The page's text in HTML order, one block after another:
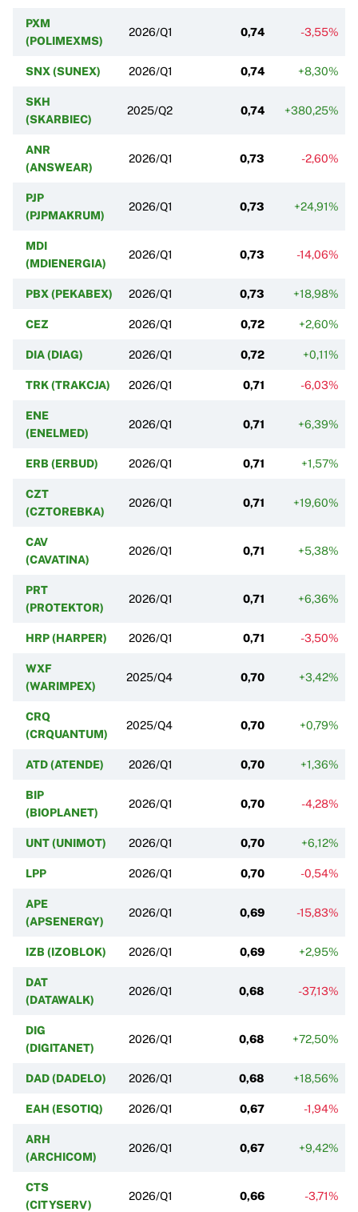
PXM
(POLIMEXMS)
2026/Q1 0,74 -3,55%
SNX (SUNEX) 2026/Q1 0,74 +8,30%
SKH
(SKARBIEC)
2025/Q2 0,74 +380,25%
ANR
(ANSWEAR)
2026/Q1 0,73 -2,60%
PJP
(PJPMAKRUM)
2026/Q1 0,73 +24,91%
MDI
(MDIENERGIA)
2026/Q1 0,73 -14,06%
PBX (PEKABEX) 2026/Q1 0,73 +18,98%
CEZ 2026/Q1 0,72 +2,60%
DIA (DIAG) 2026/Q1 0,72 +0,11%
TRK (TRAKCJA) 2026/Q1 0,71 -6,03%
ENE
(ENELMED)
2026/Q1 0,71 +6,39%
ERB (ERBUD) 2026/Q1 0,71 +1,57%
CZT
(CZTOREBKA)
2026/Q1 0,71 +19,60%
CAV
(CAVATINA)
2026/Q1 0,71 +5,38%
PRT
(PROTEKTOR)
2026/Q1 0,71 +6,36%
HRP (HARPER) 2026/Q1 0,71 -3,50%
WXF
(WARIMPEX)
2025/Q4 0,70 +3,42%
CRQ
(CRQUANTUM)
2025/Q4 0,70 +0,79%
ATD (ATENDE) 2026/Q1 0,70 +1,36%
BIP
(BIOPLANET)
2026/Q1 0,70 -4,28%
UNT (UNIMOT) 2026/Q1 0,70 +6,12%
LPP 2026/Q1 0,70 -0,54%
APE
(APSENERGY)
2026/Q1 0,69 -15,83%
IZB (IZOBLOK) 2026/Q1 0,69 +2,95%
DAT
(DATAWALK)
2026/Q1 0,68 -37,13%
DIG
(DIGITANET)
2026/Q1 0,68 +72,50%
DAD (DADELO) 2026/Q1 0,68 +18,56%
EAH (ESOTIQ) 2026/Q1 0,67 -1,94%
ARH
(ARCHICOM)
2026/Q1 0,67 +9,42%
CTS
(CITYSERV)
2026/Q1 0,66 -3,71%